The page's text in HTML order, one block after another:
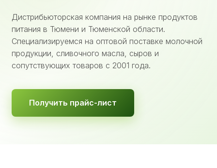
Дистрибьюторская компания на рынке продуктов
питания в Тюмени и Тюменской области.
Специализируемся на оптовой поставке молочной
продукции, сливочного масла, сыров и
сопутствующих товаров с 2001 года.
Получить прайс-лист